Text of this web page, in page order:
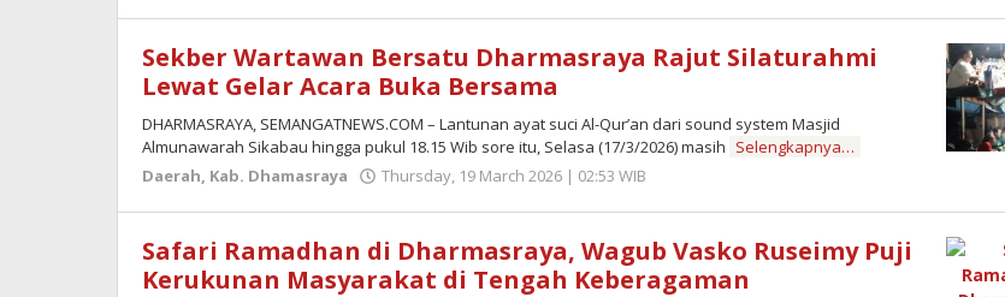
Sekber Wartawan Bersatu Dharmasraya Rajut Silaturahmi
Lewat Gelar Acara Buka Bersama
DHARMASRAYA, SEMANGATNEWS.COM – Lantunan ayat suci Al-Qur’an dari sound system Masjid
Almunawarah Sikabau hingga pukul 18.15 Wib sore itu, Selasa (17/3/2026) masih Selengkapnya…
Daerah, Kab. Dhamasraya Thursday, 19 March 2026 | 02:53 WIB
Safari Ramadhan di Dharmasraya, Wagub Vasko Ruseimy Puji
Kerukunan Masyarakat di Tengah Keberagaman